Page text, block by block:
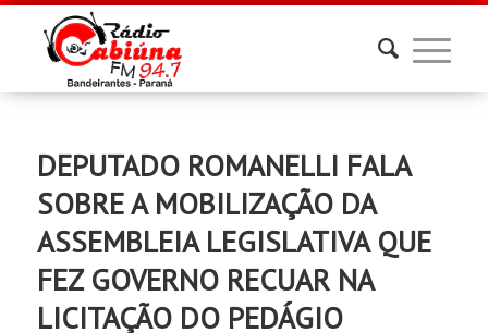
DEPUTADO ROMANELLI FALA
SOBRE A MOBILIZAÇÃO DA
ASSEMBLEIA LEGISLATIVA QUE
FEZ GOVERNO RECUAR NA
LICITAÇÃO DO PEDÁGIO